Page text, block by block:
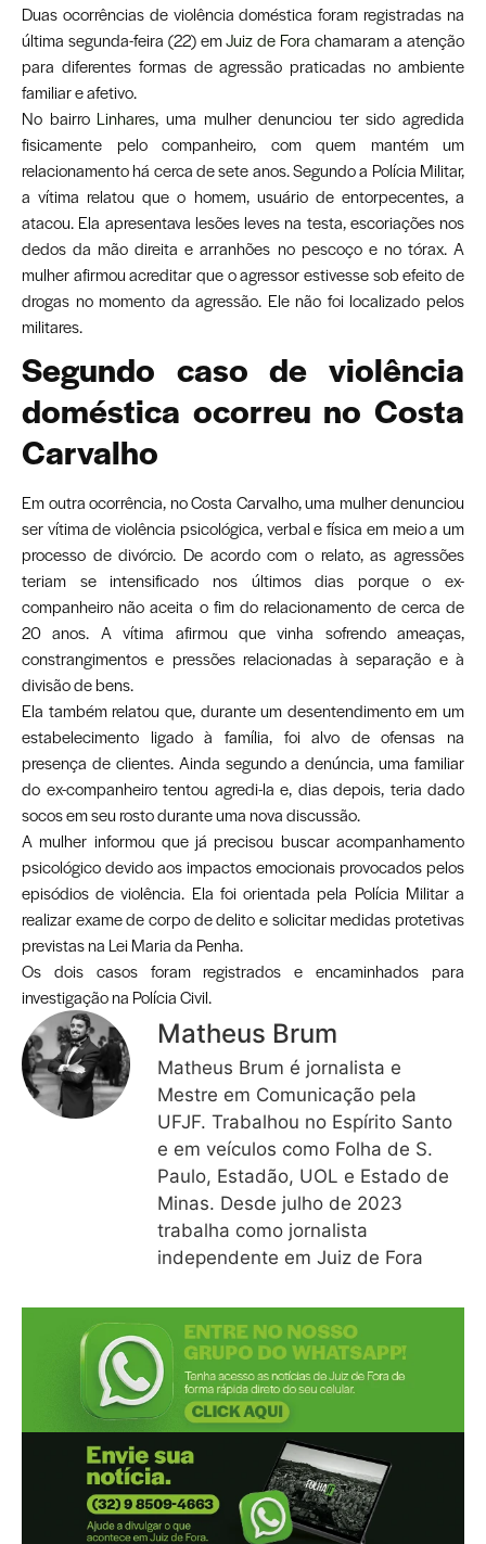
Duas ocorrências de violência doméstica foram registradas na
última segunda-feira (22) emJuiz de Fora chamaram a atenção
para diferentes formas de agressão praticadas no ambiente
familiar e afetivo.
No bairro Linhares, uma mulher denunciou ter sido agredida
fisicamente pelo companheiro, com quem mantém um
relacionamento há cerca de sete anos. Segundo a Polícia Militar,
a vítima relatou que o homem, usuário de entorpecentes, a
atacou. Ela apresentava lesões leves na testa, escoriações nos
dedos da mão direita e arranhões no pescoço e no tórax. A
mulher afirmou acreditar que o agressor estivesse sob efeito de
drogas no momento da agressão. Ele não foi localizado pelos
militares.
Segundo caso de violência
doméstica ocorreu no Costa
Carvalho
Em outra ocorrência, no Costa Carvalho, uma mulher denunciou
ser vítima de violência psicológica, verbal e física em meio a um
processo de divórcio. De acordo com o relato, as agressões
teriam se intensificado nos últimos dias porque o ex-
companheiro não aceita o fim do relacionamento de cerca de
20 anos. A vítima afirmou que vinha sofrendo ameaças,
constrangimentos e pressões relacionadas à separação e à
divisão de bens.
Ela também relatou que, durante um desentendimento em um
estabelecimento ligado à família, foi alvo de ofensas na
presença de clientes. Ainda segundo a denúncia, uma familiar
do ex-companheiro tentou agredi-la e, dias depois, teria dado
socos em seu rosto durante uma nova discussão.
A mulher informou que já precisou buscar acompanhamento
psicológico devido aos impactos emocionais provocados pelos
episódios de violência. Ela foi orientada pela Polícia Militar a
realizar exame de corpo de delito e solicitar medidas protetivas
previstas na Lei Maria da Penha.
Os dois casos foram registrados e encaminhados para
investigação na Polícia Civil.
Matheus Brum
Matheus Brum é jornalista e
Mestre em Comunicação pela
UFJF. Trabalhou no Espírito Santo
e em veículos como Folha de S.
Paulo, Estadão, UOL e Estado de
Minas. Desde julho de 2023
trabalha como jornalista
independente em Juiz de Fora